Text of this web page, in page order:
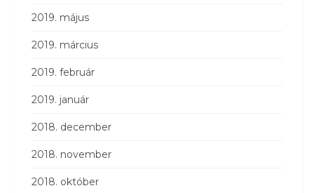
2019. május
2019. március
2019. február
2019. január
2018. december
2018. november
2018. október